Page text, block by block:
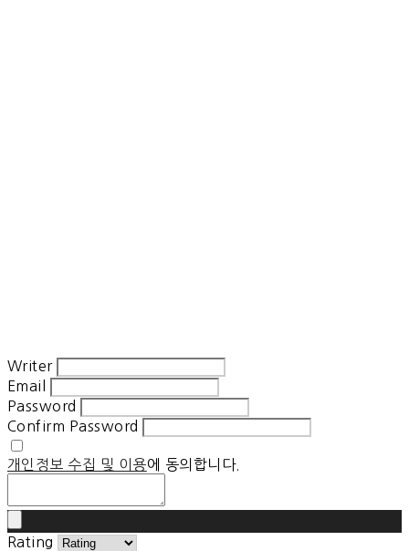
Writer
Email
Password
Confirm Password
개인정보 수집 및 이용에 동의합니다.
Rating